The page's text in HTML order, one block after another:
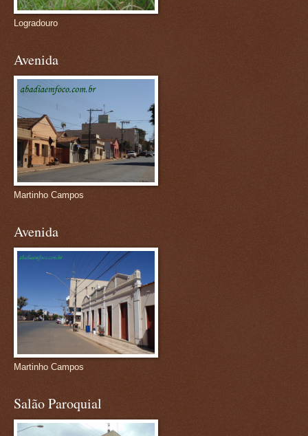
Logradouro
Avenida
Martinho Campos
Avenida
Martinho Campos
Salão Paroquial